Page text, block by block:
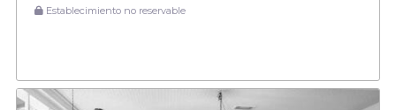
Establecimiento no reservable